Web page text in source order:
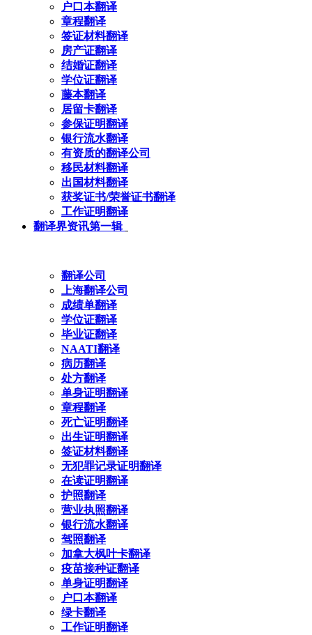
户口本翻译
章程翻译
签证材料翻译
房产证翻译
结婚证翻译
学位证翻译
藤本翻译
居留卡翻译
参保证明翻译
银行流水翻译
有资质的翻译公司
移民材料翻译
出国材料翻译
获奖证书/荣誉证书翻译
工作证明翻译
翻译界资讯第一辑
翻译公司
上海翻译公司
成绩单翻译
学位证翻译
毕业证翻译
NAATI翻译
病历翻译
处方翻译
单身证明翻译
章程翻译
死亡证明翻译
出生证明翻译
签证材料翻译
无犯罪记录证明翻译
在读证明翻译
护照翻译
营业执照翻译
银行流水翻译
驾照翻译
加拿大枫叶卡翻译
疫苗接种证翻译
单身证明翻译
户口本翻译
绿卡翻译
工作证明翻译